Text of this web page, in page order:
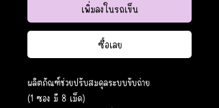
เพิ่มลงในรถเข็น
ซื้อเลย
ผลิตภัณฑ์ช่วยปรับสมดุลระบบขับถ่าย
(1 ซอง มี 8 เม็ด)